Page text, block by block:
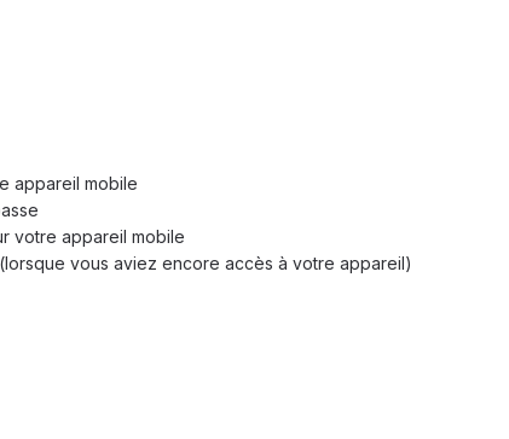
appareil mobile
votre appareil mobile
vous aviez encore accès à votre appareil)